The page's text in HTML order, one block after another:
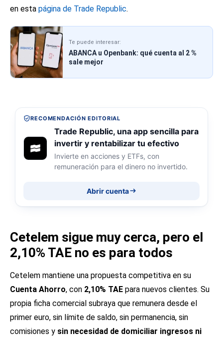
en esta página de Trade Republic.
Te puede interesar:
ABANCA u Openbank: qué cuenta al 2 %
sale mejor
RECOMENDACIÓN EDITORIAL
Trade Republic, una app sencilla para
invertir y rentabilizar tu efectivo
Invierte en acciones y ETFs, con
remuneración para el dinero no invertido.
Abrir cuenta
Cetelem sigue muy cerca, pero el
2,10% TAE no es para todos
Cetelem mantiene una propuesta competitiva en su
Cuenta Ahorro, con 2,10% TAE para nuevos clientes. Su
propia ficha comercial subraya que remunera desde el
primer euro, sin límite de saldo, sin permanencia, sin
comisiones y sin necesidad de domiciliar ingresos ni